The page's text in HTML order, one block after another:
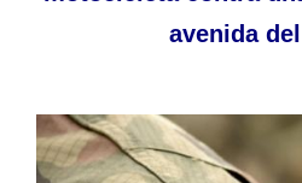
avenida